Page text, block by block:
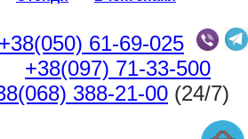
+38(050) 61-69-025
+38(097) 71-33-500
388-21-00 (24/7)